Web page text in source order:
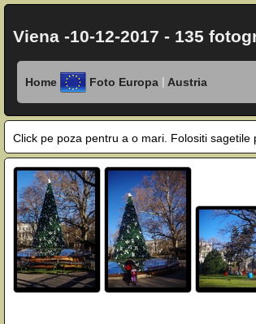
Viena -10-12-2017 - 135
Home Foto Europa | Austria
Click pe poza pentru a o mari. Folositi sagetile